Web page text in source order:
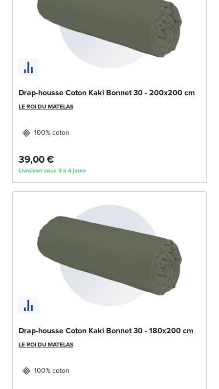
Drap-housse Coton Kaki Bonnet 30 - 200x200 cm
LE ROI DU MATELAS
100% coton
39,00 €
Livraison sous 3 à 4 jours
Drap-housse Coton Kaki Bonnet 30 - 180x200 cm
LE ROI DU MATELAS
100% coton